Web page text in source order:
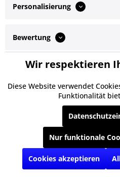
Service Hotline
Shop Service
Informationen
* Alle Preise inkl. gesetzl.
Nachnahmegebühren, wenn
§ Impressum Cookie-
Versand und
Realisiert mit
Personalisierung
Bewertung
Service
Wir respektieren
Diese Website verwendet
Funktionalität
Nur funktionale
Cookies akzeptieren